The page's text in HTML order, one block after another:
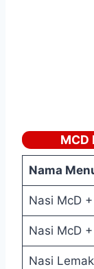
MCD
Nama
Nasi McD
Nasi McD
Nasi